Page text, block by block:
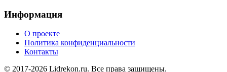
Информация
О проекте
Политика конфиденциальности
Контакты
© 2017-2026 Lidrekon.ru. Все права защищены.